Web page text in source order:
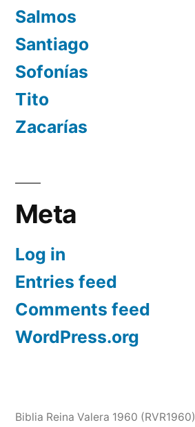
Salmos
Santiago
Sofonías
Tito
Zacarías
Meta
Log in
Entries feed
Comments feed
WordPress.org
Biblia Reina Valera 1960 (RVR1960)